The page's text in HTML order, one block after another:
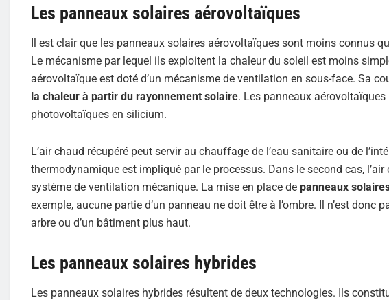
Les panneaux solaires aérovoltaïques
Il est clair que les panneaux solaires aérovoltaïques sont moins connus
Le mécanisme par lequel ils exploitent la chaleur du soleil est moins
aérovoltaïque est doté d’un mécanisme de ventilation en sous-face. Sa
la chaleur à partir du rayonnement solaire. Les panneaux aérovoltaïques
photovoltaïques en silicium.
L’air chaud récupéré peut servir au chauffage de l’eau sanitaire ou de
thermodynamique est impliqué par le processus. Dans le second cas,
système de ventilation mécanique. La mise en place de panneaux
exemple, aucune partie d’un panneau ne doit être à l’ombre. Il n’est donc
arbre ou d’un bâtiment plus haut.
Les panneaux solaires hybrides
Les panneaux solaires hybrides résultent de deux technologies. Ils